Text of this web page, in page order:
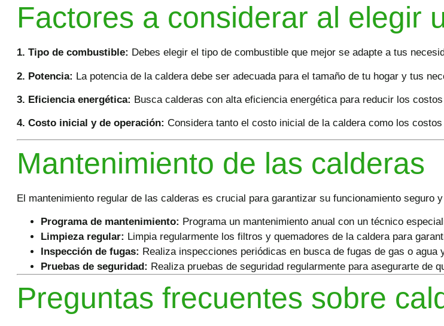
Factores a considerar al elegir
1. Tipo de combustible: Debes elegir el tipo de combustible que mejor se adapte a tus
2. Potencia: La potencia de la caldera debe ser adecuada para el tamaño de tu hogar y tus
3. Eficiencia energética: Busca calderas con alta eficiencia energética para reducir los
4. Costo inicial y de operación: Considera tanto el costo inicial de la caldera como los
Mantenimiento de las calderas
El mantenimiento regular de las calderas es crucial para garantizar su funcionamiento seguro
Programa de mantenimiento: Programa un mantenimiento anual con un técnico
Limpieza regular: Limpia regularmente los filtros y quemadores de la caldera para
Inspección de fugas: Realiza inspecciones periódicas en busca de fugas de gas o agua
Pruebas de seguridad: Realiza pruebas de seguridad regularmente para asegurarte de
Preguntas frecuentes sobre